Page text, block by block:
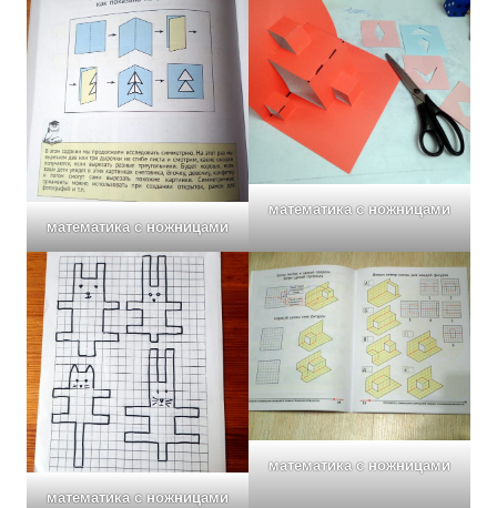
математика с ножницами
математика с ножницами
математика с ножницами
математика с ножницами